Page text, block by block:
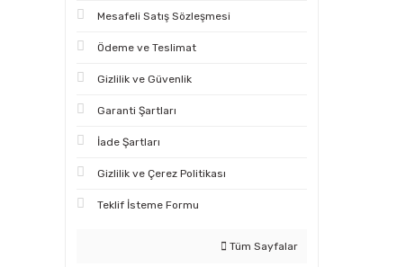
Mesafeli Satış Sözleşmesi
Ödeme ve Teslimat
Gizlilik ve Güvenlik
Garanti Şartları
İade Şartları
Gizlilik ve Çerez Politikası
Teklif İsteme Formu
Tüm Sayfalar